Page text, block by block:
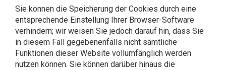
Sie können die Speicherung der Cookies durch eine
entsprechende Einstellung Ihrer Browser-Software
verhindern; wir weisen Sie jedoch darauf hin, dass Sie
in diesem Fall gegebenenfalls nicht sämtliche
Funktionen dieser Website vollumfänglich werden
nutzen können. Sie können darüber hinaus die